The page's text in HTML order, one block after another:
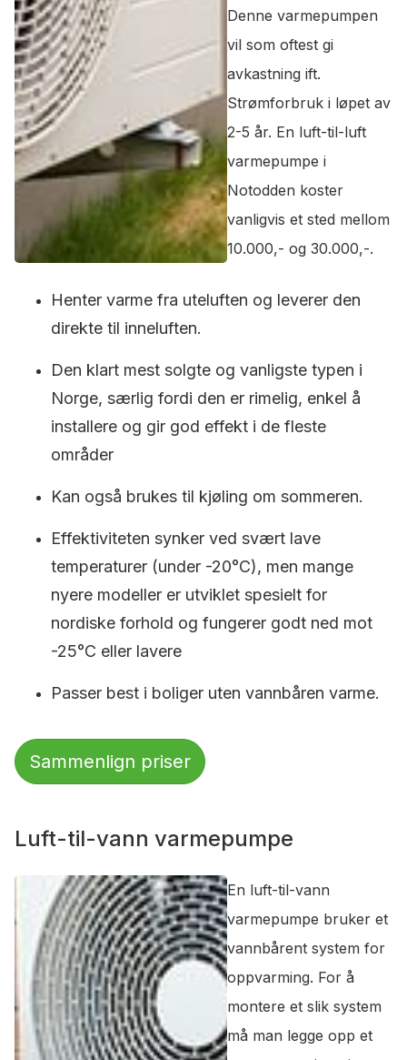
Denne varmepumpen
vil som oftest gi
avkastning ift.
Strømforbruk i løpet av
2-5 år. En luft-til-luft
varmepumpe i
Notodden koster
vanligvis et sted mellom
10.000,- og 30.000,-.
Henter varme fra uteluften og leverer den
direkte til inneluften.
Den klart mest solgte og vanligste typen i
Norge, særlig fordi den er rimelig, enkel å
installere og gir god effekt i de fleste
områder
Kan også brukes til kjøling om sommeren.
Effektiviteten synker ved svært lave
temperaturer (under -20°C), men mange
nyere modeller er utviklet spesielt for
nordiske forhold og fungerer godt ned mot
-25°C eller lavere
Passer best i boliger uten vannbåren varme.
Sammenlign priser
Luft-til-vann varmepumpe
En luft-til-vann
varmepumpe bruker et
vannbårent system for
oppvarming. For å
montere et slik system
må man legge opp et